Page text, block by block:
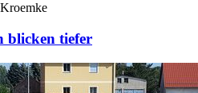
blicken tiefer